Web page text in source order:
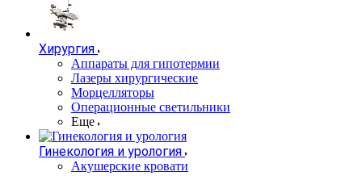
Хирургия
Аппараты для гипотермии
Лазеры хирургические
Морцелляторы
Операционные светильники
Еще
Гинекология и урология
Акушерские кровати